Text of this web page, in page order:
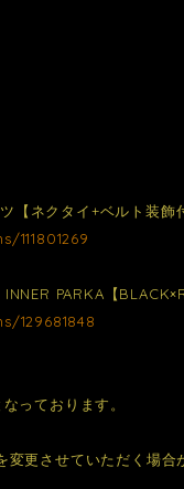
【ネクタイ+ベルト装飾
PARKA【
129681848
っております。
更させていただく場合